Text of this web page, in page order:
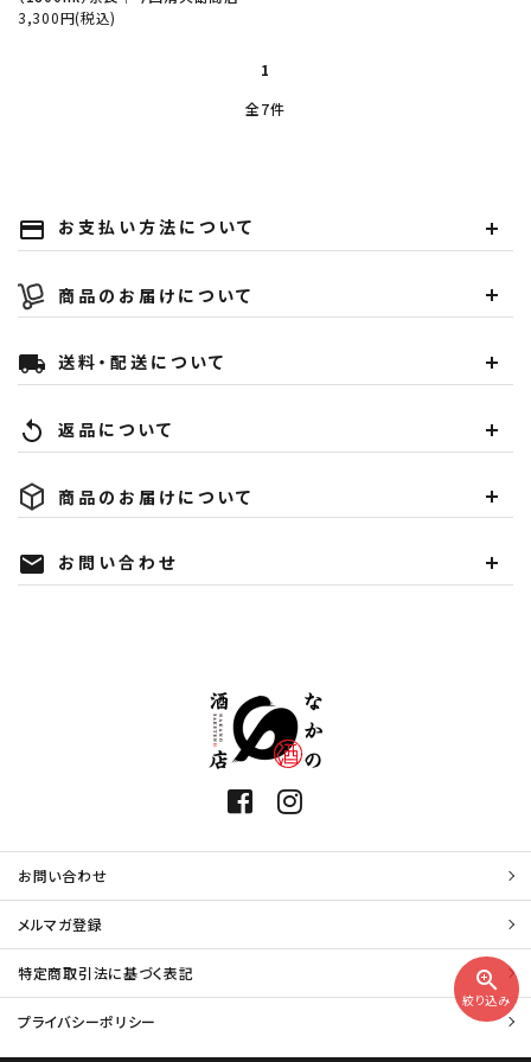
3,300円(税込)
1
全7件
zoom_in
絞り込み
payment お支払い方法について
商品のお届けについて
local_shipping 送料・配送について
replay 返品について
商品のお届けについて
mail お問い合わせ
お問い合わせ
メルマガ登録
特定商取引法に基づく表記
プライバシーポリシー